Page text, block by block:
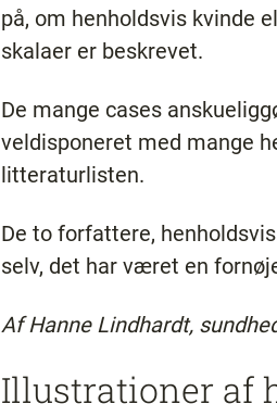
på, om henholdsvis kvinde
skalaer er beskrevet.
De mange cases
veldisponeret med mange
litteraturlisten.
De to forfattere,
selv, det har været en
Af Hanne Lindhardt,
Illustrationer af